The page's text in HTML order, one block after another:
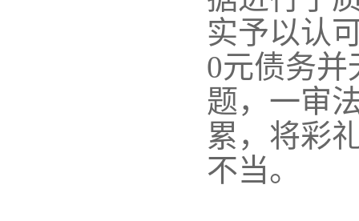
实予以认
0元债务并
题，一审
累，将彩
不当。